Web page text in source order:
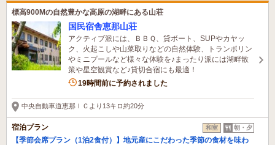
標高900Mの自然豊かな高原の湖畔にある山荘
国民宿舎恵那山荘
アクティブ派には、ＢＢＱ、貸ボート、SUPやカヤッ
ク、火起こしや山菜取りなどの自然体験、トランポリン
やミニプールなど様々な体験を♪まったり派には湖畔散
策や星空観賞など♪貸切合宿にも最適！
19時間前に予約されました
中央自動車道恵那ＩＣより13キロ約20分
宿泊プラン 和室 朝・夕
【季節会席プラン（1泊2食付）】地元産にこだわった季節の食材を味わ